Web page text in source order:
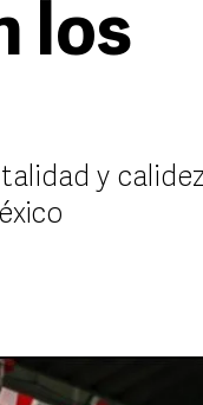
los
y